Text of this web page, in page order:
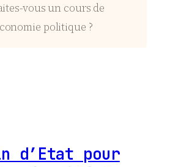
vous un cours de
politique ?
d’Etat pour